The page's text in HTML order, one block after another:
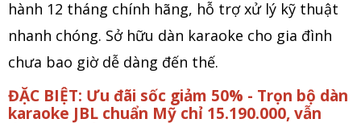
hành 12 tháng chính hãng, hỗ trợ xử lý kỹ thuật
nhanh chóng. Sở hữu dàn karaoke cho gia đình
chưa bao giờ dễ dàng đến thế.
ĐẶC BIỆT: Ưu đãi sốc giảm 50% - Trọn bộ dàn
karaoke JBL chuẩn Mỹ chỉ 15.190.000, vẫn